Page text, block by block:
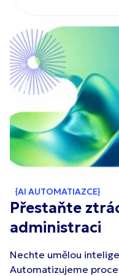
AI AUTOMATIAZCE
Přestaňte
administraci
Nechte umělou
Automatizujeme